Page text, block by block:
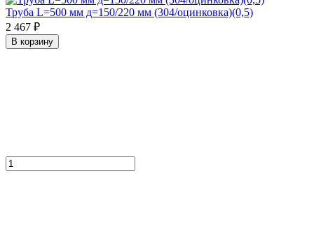
Труба L=500 мм д=150/220 мм (304/оцинковка)(0,5)
2 467 ₽
В корзину